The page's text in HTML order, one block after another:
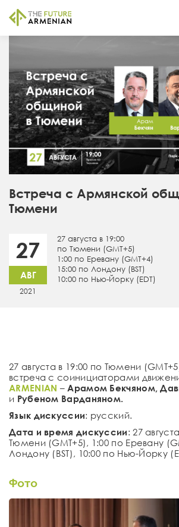
Встреча с Армянской
Тюмени
27
АВГ
2021
27 августа в 19:00
по Тюмени (GMT+5)
1:00 по Еревану (GMT+4)
15:00 по Лондону (BST)
10:00 по Нью-Йорку (EDT)
27 августа в 19:00 по Тюмени
встреча c соинициаторами
ARMENIAN – Арамом Бекчяном,
и Рубеном Варданяном.
Язык дискуссии: русский.
Дата и время дискуссии: 27
Тюмени (GMT+5), 1:00 по Еревану
Лондону (BST), 10:00 по Нью-Йорку
Фото